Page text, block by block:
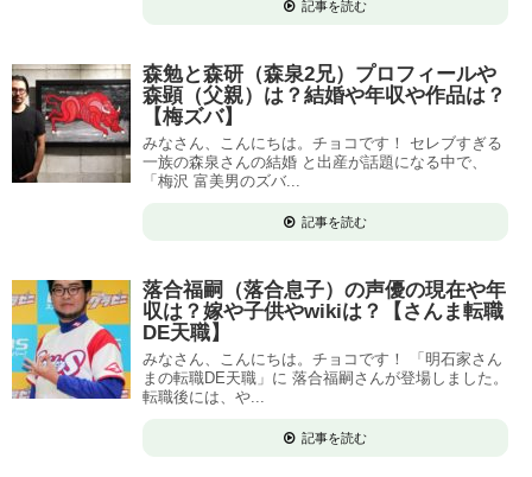
記事を読む
森勉と森研（森泉2兄）プロフィールや
森顕（父親）は？結婚や年収や作品は？
【梅ズバ】
みなさん、こんにちは。チョコです！ セレブすぎる
一族の森泉さんの結婚 と出産が話題になる中で、
「梅沢 富美男のズバ...
記事を読む
落合福嗣（落合息子）の声優の現在や年
収は？嫁や子供やwikiは？【さんま転職
DE天職】
みなさん、こんにちは。チョコです！ 「明石家さん
まの転職DE天職」に 落合福嗣さんが登場しました。
転職後には、や...
記事を読む